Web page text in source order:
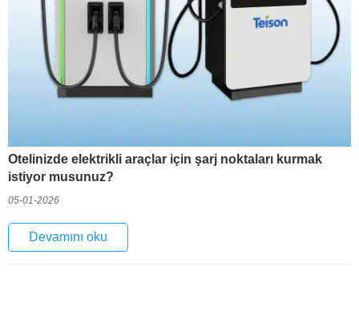
Otelinizde elektrikli araçlar için şarj noktaları kurmak
istiyor musunuz?
05-01-2026
Devamını oku